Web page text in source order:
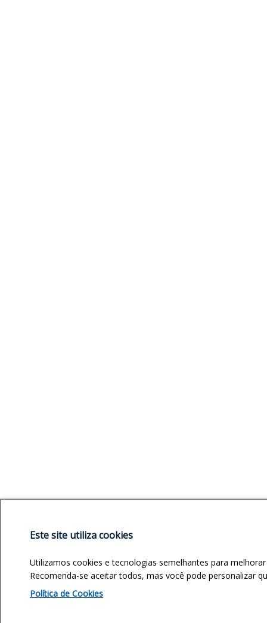
Este site utiliza cookies
Utilizamos cookies e tecnologias semelhantes para
Recomenda-se aceitar todos, mas você pode personalizar
Política de Cookies